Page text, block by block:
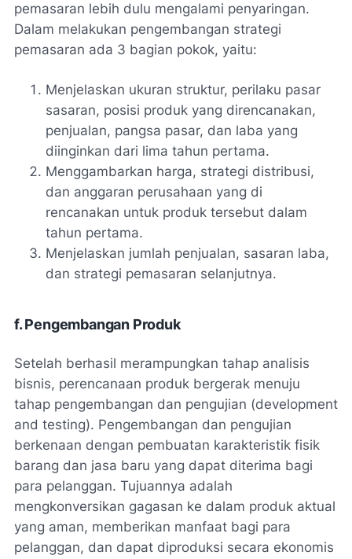
pemasaran lebih dulu mengalami penyaringan.
Dalam melakukan pengembangan strategi
pemasaran ada 3 bagian pokok, yaitu:
Menjelaskan ukuran struktur, perilaku pasar
sasaran, posisi produk yang direncanakan,
penjualan, pangsa pasar, dan laba yang
diinginkan dari lima tahun pertama.
Menggambarkan harga, strategi distribusi,
dan anggaran perusahaan yang di
rencanakan untuk produk tersebut dalam
tahun pertama.
Menjelaskan jumlah penjualan, sasaran laba,
dan strategi pemasaran selanjutnya.
f. Pengembangan Produk
Setelah berhasil merampungkan tahap analisis
bisnis, perencanaan produk bergerak menuju
tahap pengembangan dan pengujian (development
and testing). Pengembangan dan pengujian
berkenaan dengan pembuatan karakteristik fisik
barang dan jasa baru yang dapat diterima bagi
para pelanggan. Tujuannya adalah
mengkonversikan gagasan ke dalam produk aktual
yang aman, memberikan manfaat bagi para
pelanggan, dan dapat diproduksi secara ekonomis